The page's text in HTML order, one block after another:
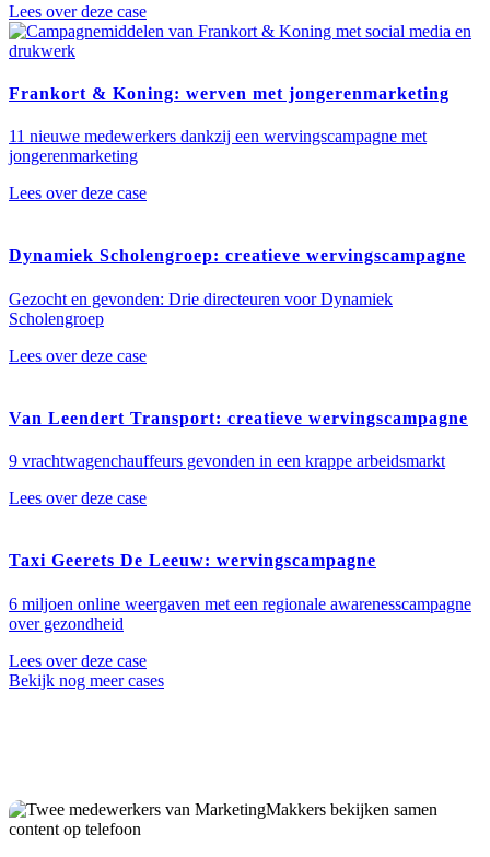
Lees over deze case
Frankort & Koning: werven met jongerenmarketing
11 nieuwe medewerkers dankzij een wervingscampagne met
jongerenmarketing
Lees over deze case
Dynamiek Scholengroep: creatieve wervingscampagne
Gezocht en gevonden: Drie directeuren voor Dynamiek
Scholengroep
Lees over deze case
Van Leendert Transport: creatieve wervingscampagne
9 vrachtwagenchauffeurs gevonden in een krappe arbeidsmarkt
Lees over deze case
Taxi Geerets De Leeuw: wervingscampagne
6 miljoen online weergaven met een regionale awarenesscampagne
over gezondheid
Lees over deze case
Bekijk nog meer cases